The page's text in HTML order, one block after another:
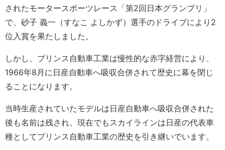
されたモータースポーツレース「第2回日本グランプリ」
で、砂子 義一（すなこ よしかず）選手のドライブにより2
位入賞を果たしました。
しかし、プリンス自動車工業は慢性的な赤字経営により、
1966年8月に日産自動車へ吸収合併されて歴史に幕を閉じ
ることになります。
当時生産されていたモデルは日産自動車へ吸収合併された
後も名前は残され、現在でもスカイラインは日産の代表車
種としてプリンス自動車工業の歴史を引き継いでいます。